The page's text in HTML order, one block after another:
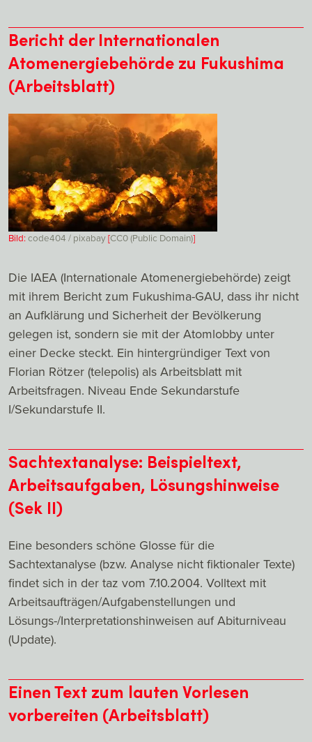
Bericht der Internationalen
Atomenergiebehörde zu Fukushima
(Arbeitsblatt)
Bild:code404 / pixabay[CC0 (Public Domain)]
Die IAEA (Internationale Atomenergiebehörde) zeigt
mit ihrem Bericht zum Fukushima-GAU, dass ihr nicht
an Aufklärung und Sicherheit der Bevölkerung
gelegen ist, sondern sie mit der Atomlobby unter
einer Decke steckt. Ein hintergründiger Text von
Florian Rötzer (telepolis) als Arbeitsblatt mit
Arbeitsfragen. Niveau Ende Sekundarstufe
I/Sekundarstufe II.
Sachtextanalyse: Beispieltext,
Arbeitsaufgaben, Lösungshinweise
(Sek II)
Eine besonders schöne Glosse für die
Sachtextanalyse (bzw. Analyse nicht fiktionaler Texte)
findet sich in der taz vom 7.10.2004. Volltext mit
Arbeitsaufträgen/Aufgabenstellungen und
Lösungs-/Interpretationshinweisen auf Abiturniveau
(Update).
Einen Text zum lauten Vorlesen
vorbereiten (Arbeitsblatt)